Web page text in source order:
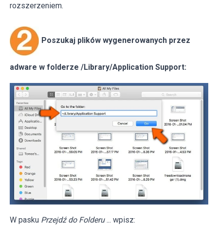
rozszerzeniem.
Poszukaj plików wygenerowanych przez
adware w folderze /Library/Application Support:
W pasku Przejdź do Folderu ... wpisz: